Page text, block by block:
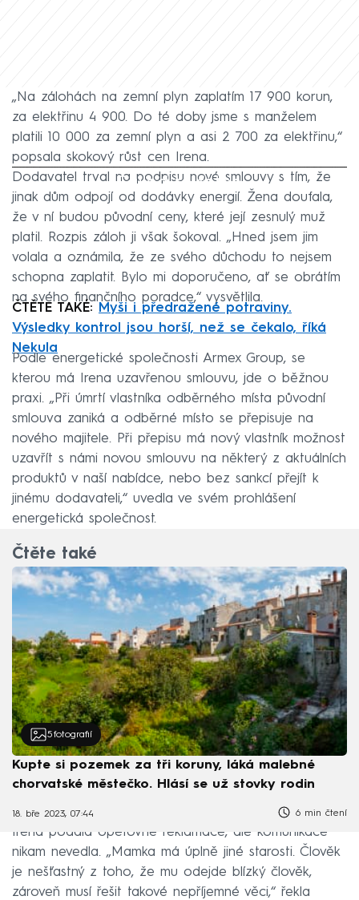
„Na zálohách na zemní plyn zaplatím 17 900 korun,
za elektřinu 4 900. Do té doby jsme s manželem
platili 10 000 za zemní plyn a asi 2 700 za elektřinu,“
popsala skokový růst cen Irena.
Failed to fetch
Dodavatel trval na podpisu nové smlouvy s tím, že
jinak dům odpojí od dodávky energií. Žena doufala,
že v ní budou původní ceny, které její zesnulý muž
platil. Rozpis záloh ji však šokoval. „Hned jsem jim
volala a oznámila, že ze svého důchodu to nejsem
schopna zaplatit. Bylo mi doporučeno, ať se obrátím
na svého finančního poradce,“ vysvětlila.
ČTĚTE TAKÉ:
Myši i předražené potraviny.
Výsledky kontrol jsou horší, než se čekalo, říká
Nekula
Podle energetické společnosti Armex Group, se
kterou má Irena uzavřenou smlouvu, jde o běžnou
praxi. „Při úmrtí vlastníka odběrného místa původní
smlouva zaniká a odběrné místo se přepisuje na
nového majitele. Při přepisu má nový vlastník možnost
uzavřít s námi novou smlouvu na některý z aktuálních
produktů v naší nabídce, nebo bez sankcí přejít k
jinému dodavateli,“ uvedla ve svém prohlášení
energetická společnost.
Čtěte také
5 fotografií
Kupte si pozemek za tři koruny, láká malebné
chorvatské městečko. Hlásí se už stovky rodin
18. bře 2023, 07:44 6 min čtení
Irena podala opětovné reklamace, ale komunikace
nikam nevedla. „Mamka má úplně jiné starosti. Člověk
je nešťastný z toho, že mu odejde blízký člověk,
zároveň musí řešit takové nepříjemné věci,“ řekla